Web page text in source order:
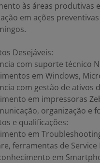
às áreas produtivas
em ações
Desejáveis:
com suporte técnico
em Windows,
com gestão de ativos
em impressoras
organização e
e qualificações:
em
ferramentas de Service
em